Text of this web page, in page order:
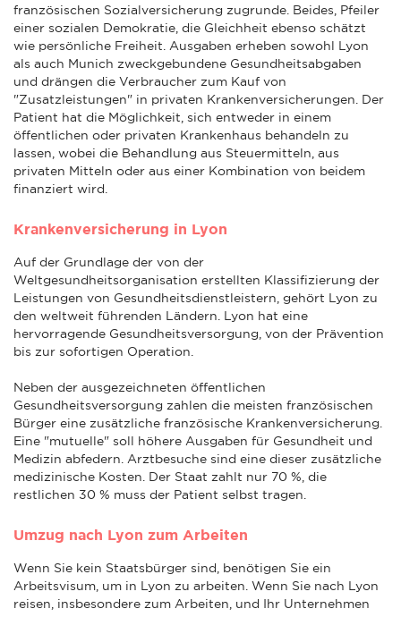
französischen Sozialversicherung zugrunde. Beides, Pfeiler
einer sozialen Demokratie, die Gleichheit ebenso schätzt
wie persönliche Freiheit. Ausgaben erheben sowohl Lyon
als auch Munich zweckgebundene Gesundheitsabgaben
und drängen die Verbraucher zum Kauf von
"Zusatzleistungen" in privaten Krankenversicherungen. Der
Patient hat die Möglichkeit, sich entweder in einem
öffentlichen oder privaten Krankenhaus behandeln zu
lassen, wobei die Behandlung aus Steuermitteln, aus
privaten Mitteln oder aus einer Kombination von beidem
finanziert wird.
Krankenversicherung in Lyon
Auf der Grundlage der von der
Weltgesundheitsorganisation erstellten Klassifizierung der
Leistungen von Gesundheitsdienstleistern, gehört Lyon zu
den weltweit führenden Ländern. Lyon hat eine
hervorragende Gesundheitsversorgung, von der Prävention
bis zur sofortigen Operation.
Neben der ausgezeichneten öffentlichen
Gesundheitsversorgung zahlen die meisten französischen
Bürger eine zusätzliche französische Krankenversicherung.
Eine "mutuelle" soll höhere Ausgaben für Gesundheit und
Medizin abfedern. Arztbesuche sind eine dieser zusätzliche
medizinische Kosten. Der Staat zahlt nur 70 %, die
restlichen 30 % muss der Patient selbst tragen.
Umzug nach Lyon zum Arbeiten
Wenn Sie kein Staatsbürger sind, benötigen Sie ein
Arbeitsvisum, um in Lyon zu arbeiten. Wenn Sie nach Lyon
reisen, insbesondere zum Arbeiten, und Ihr Unternehmen